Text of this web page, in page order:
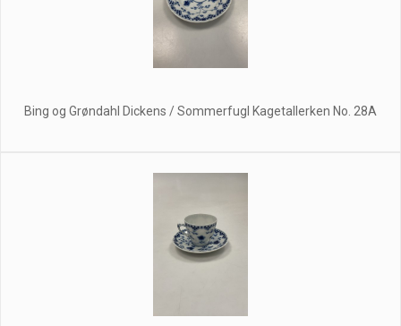
Bing og Grøndahl Dickens / Sommerfugl Kagetallerken No. 28A